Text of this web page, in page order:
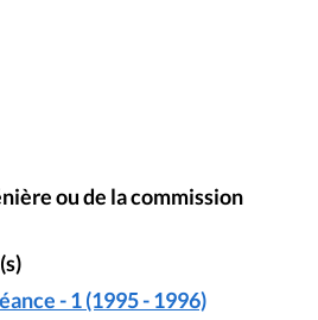
ou de la commission
- 1 (1995 - 1996)